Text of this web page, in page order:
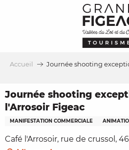
Accueil Journée shooting
Journée shooting
l'Arrosoir Figeac
MANIFESTATION COMMERCIALE
Café l'Arrosoir, rue de crussol,